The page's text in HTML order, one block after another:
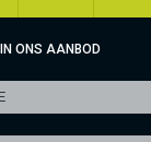
ONS AANBOD